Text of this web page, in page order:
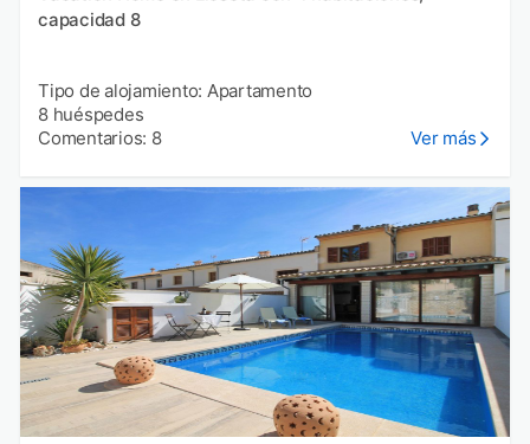
capacidad 8
Tipo de alojamiento: Apartamento
8 huéspedes
Comentarios: 8
Ver más